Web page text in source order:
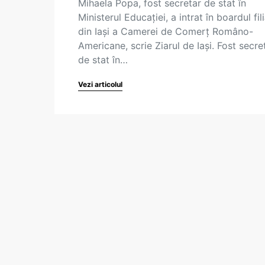
Mihaela Popa, fost secretar de stat în
Ministerul Educației, a intrat în boardul
din Iași a Camerei de Comerț Româno-
Americane, scrie Ziarul de Iași. Fost
de stat în…
Vezi articolul